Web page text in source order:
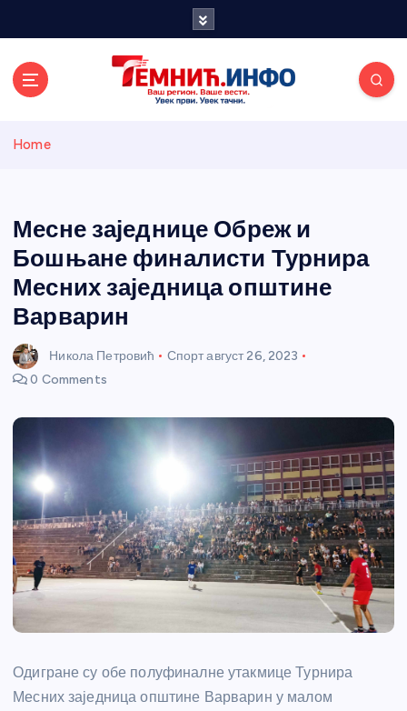
и портал
Home
Месне заједнице Обреж и
Бошњане финалисти Турнира
Месних заједница општине
Варварин
Никола Петровић Спорт август 26, 2023
0 Comments
Одигране су обе полуфиналне утакмице Турнира
Месних заједница општине Варварин у малом